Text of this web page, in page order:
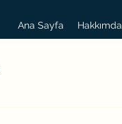
Ana Sayfa Hakkımda